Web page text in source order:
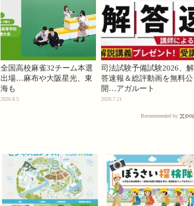
全国高校麻雀32チーム本選
出場…麻布や大阪星光、東
海も
2026.8.5
司法試験予備試験2026、解
答速報＆総評動画を無料公
開…アガルート
2026.7.21
Recommended by